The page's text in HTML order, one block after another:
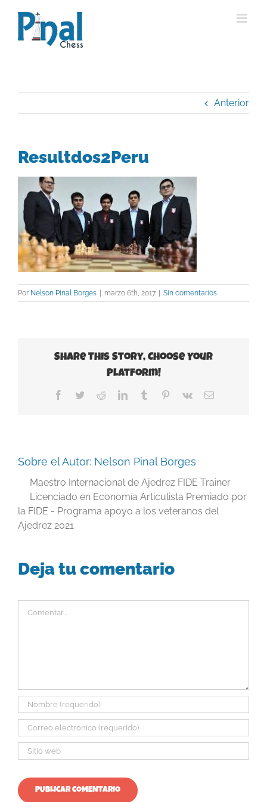
contenido
Anterior
Resultdos2Peru
Por Nelson Pinal Borges | marzo 6th, 2017 | Sin comentarios
Share This Story, Choose Your
Platform!
Facebook
TwitterRedditLinkedInTumblr Pinterest
Vk
Correo
Sobre el Autor: Nelson Pinal Borges
Maestro Internacional de Ajedrez FIDE Trainer
Licenciado en Economía Articulista Premiado por
la FIDE - Programa apoyo a los veteranos del
Ajedrez 2021
Deja tu comentario